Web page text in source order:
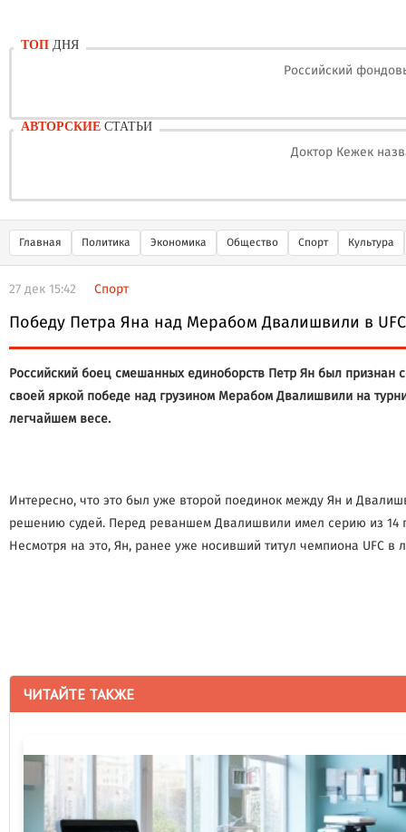
ТОП ДНЯ
Российский
АВТОРСКИЕ СТАТЬИ
Доктор Кежек
Главная Политика Экономика Общество Спорт Культура
ЧИТАЙТЕ ТАКЖЕ
27 дек 15:42 Спорт
Победу Петра Яна над Мерабом Двалишвили в
Российский боец смешанных единоборств Петр Ян был признан
своей яркой победе над грузином Мерабом Двалишвили на
легчайшем весе.
Интересно, что это был уже второй поединок между Ян и
решению судей. Перед реваншем Двалишвили имел серию из 14
Несмотря на это, Ян, ранее уже носивший титул чемпиона UFC